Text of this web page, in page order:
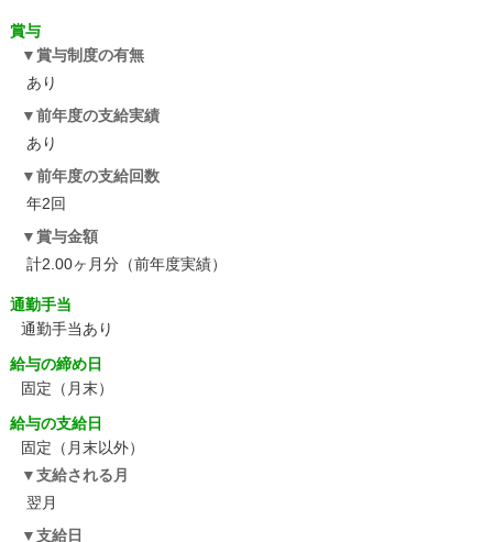
賞与
賞与制度の有無
あり
前年度の支給実績
あり
前年度の支給回数
年2回
賞与金額
計2.00ヶ月分（前年度実績）
通勤手当
通勤手当あり
給与の締め日
固定（月末）
給与の支給日
固定（月末以外）
支給される月
翌月
支給日